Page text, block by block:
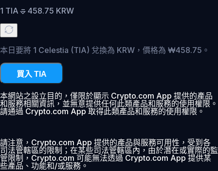
1 TIA = 458.75 KRW
本日要將 1 Celestia (TIA) 兌換為 KRW，價格為 ₩458.75。
買入 TIA
本網站之設立目的，僅限於顯示 Crypto.com App 提供的產品
和服務相關資訊，並無意提供任何此類產品和服務的使用權限。
請通過 Crypto.com App 取得此類產品和服務的使用權限。
請注意，Crypto.com App 提供的產品與服務可用性，受到各
司法管轄區的限制；在某些司法管轄區內，由於潛在或實際的監
管限制，Crypto.com 可能無法透過 Crypto.com App 提供某
些產品、功能和/或服務。